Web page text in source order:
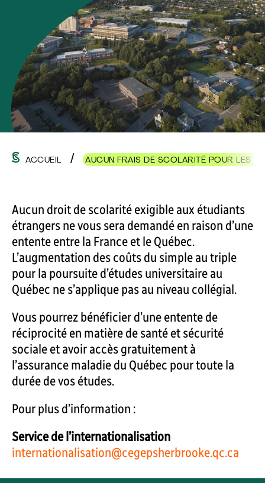
ACCUEIL AUCUN FRAIS DE SCOLARITÉ POUR LES
Aucun droit de scolarité exigible aux étudiants
étrangers ne vous sera demandé en raison d’une
entente entre la France et le Québec.
L’augmentation des coûts du simple au triple
pour la poursuite d’études universitaire au
Québec ne s’applique pas au niveau collégial.
Vous pourrez bénéficier d’une entente de
réciprocité en matière de santé et sécurité
sociale et avoir accès gratuitement à
l’assurance maladie du Québec pour toute la
durée de vos études.
Pour plus d’information :
Service de l’internationalisation
internationalisation@cegepsherbrooke.qc.ca